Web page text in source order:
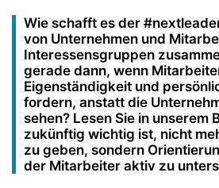
Wie schafft es der
von Unternehmen und
Interessensgruppen
gerade dann, wenn
Eigenständigkeit und
fordern, anstatt die
sehen? Lesen Sie in unserem
zukünftig wichtig ist, nicht
zu geben, sondern
der Mitarbeiter aktiv zu